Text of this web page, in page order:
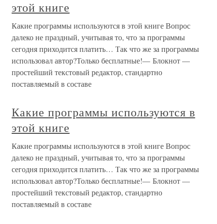
этой книге
Какие программы используются в этой книге Вопрос
далеко не праздный, учитывая то, что за программы
сегодня приходится платить… Так что же за программы
использовал автор?Только бесплатные!— Блокнот —
простейший текстовый редактор, стандартно
поставляемый в составе
Какие программы используются в
этой книге
Какие программы используются в этой книге Вопрос
далеко не праздный, учитывая то, что за программы
сегодня приходится платить… Так что же за программы
использовал автор?Только бесплатные!— Блокнот —
простейший текстовый редактор, стандартно
поставляемый в составе